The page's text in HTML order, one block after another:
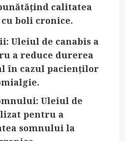
calitatea
boli cronice.
: Uleiul de canabis a
a reduce durerea
în cazul pacienților
: Uleiul de
pentru a
somnului la